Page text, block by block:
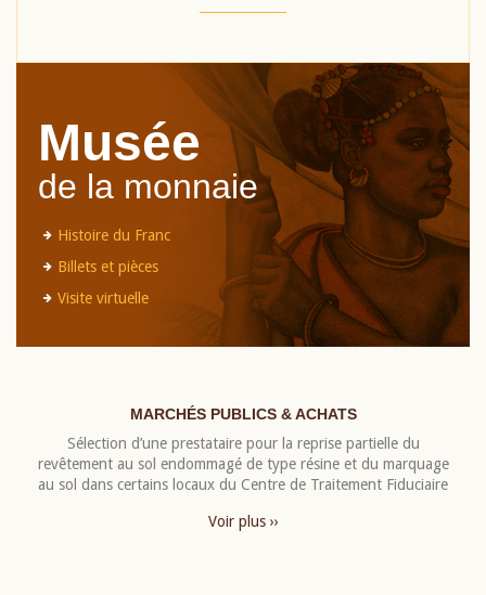
Musée
de la monnaie
Histoire du Franc
Billets et pièces
Visite virtuelle
MARCHÉS PUBLICS & ACHATS
Sélection d’une prestataire pour la reprise partielle du
revêtement au sol endommagé de type résine et du marquage
au sol dans certains locaux du Centre de Traitement Fiduciaire
Voir plus ››